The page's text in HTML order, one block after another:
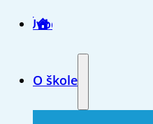
Úvod
O škole